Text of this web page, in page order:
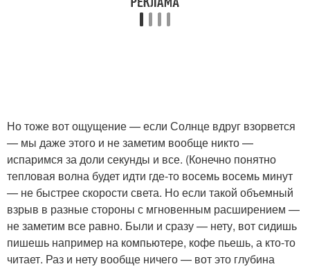
Но тоже вот ощущение — если Солнце вдруг взорвется
— мы даже этого и не заметим вообще никто —
испаримся за доли секунды и все. (Конечно понятно
тепловая волна будет идти где-то восемь восемь минут
— не быстрее скорости света. Но если такой объемный
взрыв в разные стороны с мгновенным расширением —
не заметим все равно. Были и сразу — нету, вот сидишь
пишешь например на компьютере, кофе пьешь, а кто-то
читает. Раз и нету вообще ничего — вот это глубина